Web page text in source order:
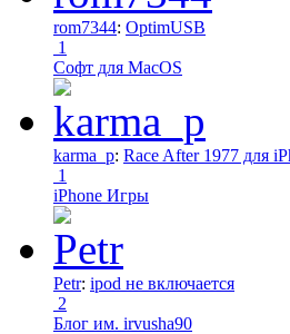
rom7344: OptimUSB
1
Софт для MacOS
karma_p: Race After 1977 для
1
iPhone Игры
Petr: ipod не включается
2
Блог им. irvusha90